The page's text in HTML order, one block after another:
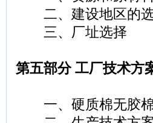
二、建设地区的
三、厂址选择
第五部分 工厂技术方
一、硬质棉无胶棉